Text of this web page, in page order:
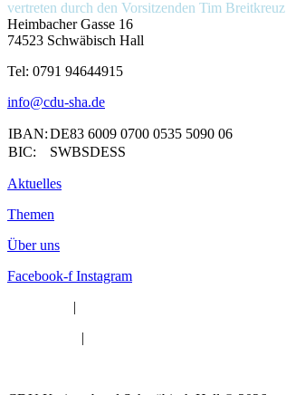
vertreten durch den Vorsitzenden Tim Breitkreuz
Heimbacher Gasse 16
74523 Schwäbisch Hall
Tel: 0791 94644915
info@cdu-sha.de
IBAN:DE83 6009 0700 0535 5090 06
BIC:
SWBSDESS
Aktuelles
Themen
Über uns
Facebook-f Instagram
|
|